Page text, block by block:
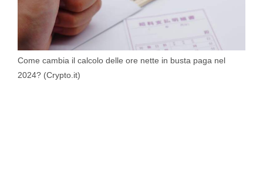
Come cambia il calcolo delle ore nette in busta paga nel
2024? (Crypto.it)